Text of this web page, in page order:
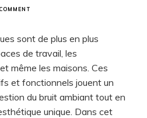
:
RÉVOLUTION
DANS
DESIGN
LE
CONFORT
sont de plus en plus
de travail, les
même les maisons. Ces
et fonctionnels jouent un
du bruit ambiant tout en
unique. Dans cet